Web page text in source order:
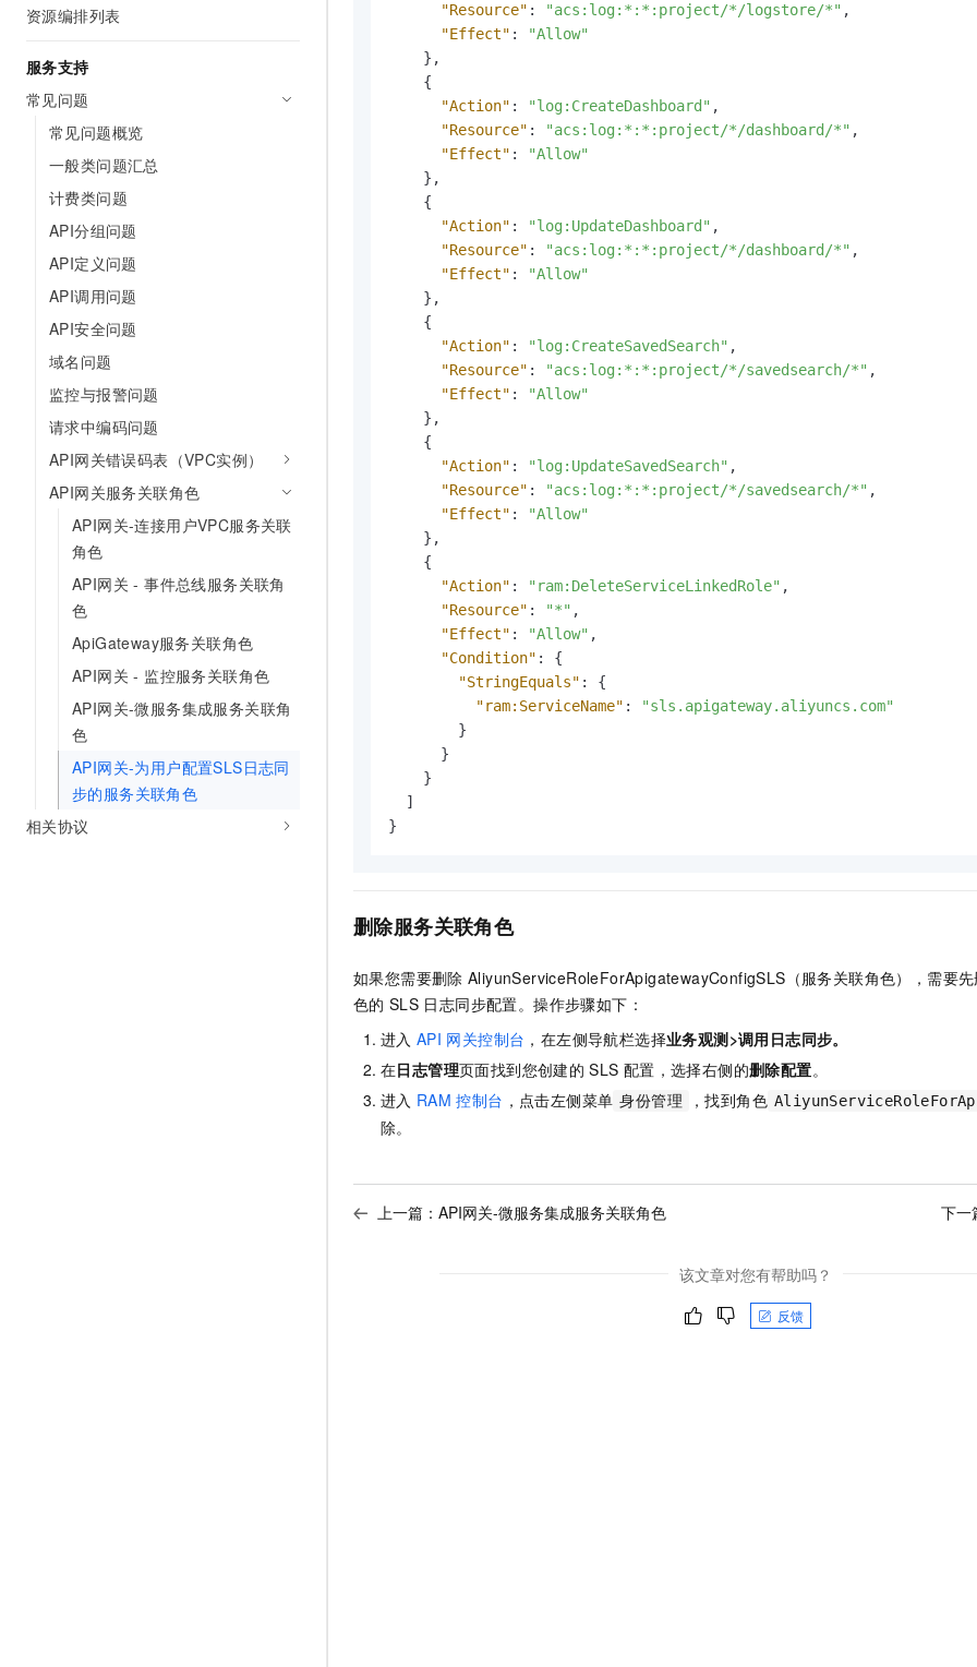
资源编排列表
服务支持
常见问题
常见问题概览
一般类问题汇总
计费类问题
API分组问题
API定义问题
API调用问题
API安全问题
域名问题
监控与报警问题
请求中编码问题
API网关错误码表（VPC实例）
API网关服务关联角色
API网关-连接用户VPC服务关联
角色
API网关 - 事件总线服务关联角
色
ApiGateway服务关联角色
API网关 - 监控服务关联角色
API网关-微服务集成服务关联角
色
API网关-为用户配置SLS日志同
步的服务关联角色
相关协议
"Resource" : "acs:log:*:*:project/*/logstore/*" ,
"Effect" :
"Allow"
} ,
{
"Action" : "log:CreateDashboard" ,
"Resource" : "acs:log:*:*:project/*/dashboard/*" ,
"Effect" :
"Allow"
} ,
{
"Action" : "log:UpdateDashboard" ,
"Resource" : "acs:log:*:*:project/*/dashboard/*" ,
"Effect" :
"Allow"
} ,
{
"Action" : "log:CreateSavedSearch" ,
"Resource" : "acs:log:*:*:project/*/savedsearch/*" ,
"Effect" :
"Allow"
} ,
{
"Action" : "log:UpdateSavedSearch" ,
"Resource" : "acs:log:*:*:project/*/savedsearch/*" ,
"Effect" :
"Allow"
} ,
{
"Action" : "ram:DeleteServiceLinkedRole" ,
"Resource" : "*" ,
"Effect" : "Allow" ,
"Condition" :
{
"StringEquals" :
{
"ram:ServiceName" :
"sls.apigateway.aliyuncs.com"
}
}
}
]
}
删除服务关联角色
如果您需要删除 AliyunServiceRoleForApigatewayConfigSLS（服务关联角色），需要先
色的 SLS 日志同步配置。操作步骤如下：
进入 API 网关控制台 ，在左侧导航栏选择业务观测>调用日志同步。
在日志管理页面找到您创建的 SLS 配置，选择右侧的删除配置。
进入 RAM 控制台 ，点击左侧菜单 身份管理 ，找到角色
除。
上一篇： API网关-微服务集成服务关联角色 下一
该文章对您有帮助吗？
反馈